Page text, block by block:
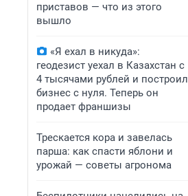
приставов — что из этого
вышло
«Я ехал в никуда»:
геодезист уехал в Казахстан с
4 тысячами рублей и построил
бизнес с нуля. Теперь он
продает франшизы
Трескается кора и завелась
парша: как спасти яблони и
урожай — советы агронома